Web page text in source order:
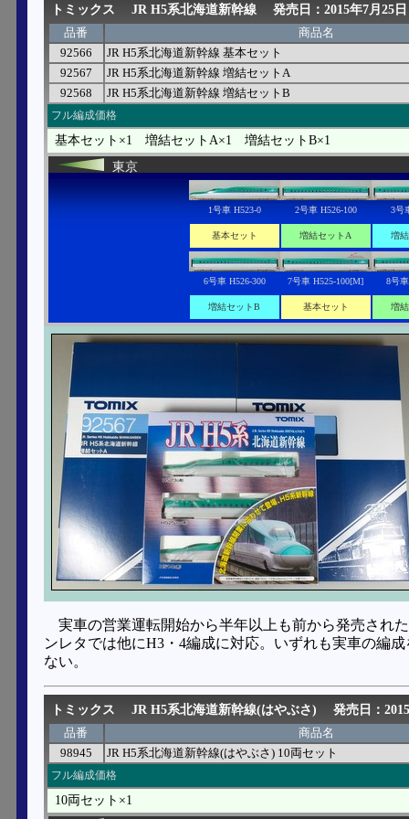
トミックス JR H5系北海道新幹線 発売日：2015年7月25日
品番
商品名
92566
JR H5系北海道新幹線 基本セット
92567
JR H5系北海道新幹線 増結セットA
92568
JR H5系北海道新幹線 増結セットB
フル編成価格
基本セット×1 増結セットA×1 増結セットB×1
東京
1号車 H523-0
基本セット
2号車 H526-100
増結セットA
3号
増
6号車 H526-300
増結セットB
7号車 H525-100[M]
基本セット
8号
増
実車の営業運転開始から半年以上も前から発売され
ンレタでは他にH3・4編成に対応。いずれも実車の編
ない。
トミックス JR H5系北海道新幹線(はやぶさ) 発売日：
品番
商品名
98945
JR H5系北海道新幹線(はやぶさ) 10両セット
フル編成価格
10両セット×1